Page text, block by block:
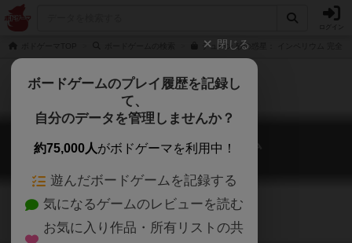
デューン 砂の惑星： インペリウム 完全
デューン：インペリウム
Dune: Imperium
閉じる
ボードゲームのプレイ履歴を記録し
て、
自分のデータを管理しませんか？
約75,000人がボドゲーマを利用中！
遊んだボードゲームを記録する
気になるゲームのレビューを読む
お気に入り作品・所有リストの共